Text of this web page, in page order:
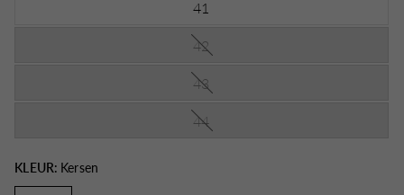
41
42
43
44
KLEUR: Kersen